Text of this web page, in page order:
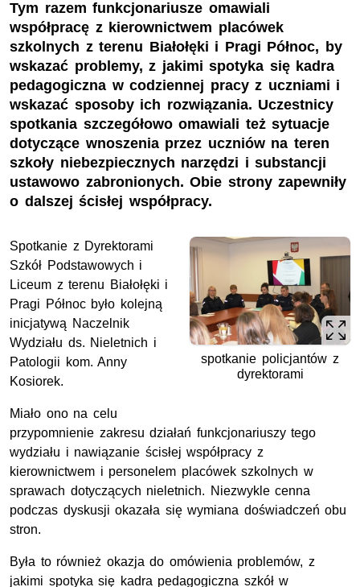
Tym razem funkcjonariusze omawiali
współpracę z kierownictwem placówek
szkolnych z terenu Białołęki i Pragi Północ, by
wskazać problemy, z jakimi spotyka się kadra
pedagogiczna w codziennej pracy z uczniami i
wskazać sposoby ich rozwiązania. Uczestnicy
spotkania szczegółowo omawiali też sytuacje
dotyczące wnoszenia przez uczniów na teren
szkoły niebezpiecznych narzędzi i substancji
ustawowo zabronionych. Obie strony zapewniły
o dalszej ścisłej współpracy.
spotkanie policjantów z
dyrektorami
Spotkanie z Dyrektorami
Szkół Podstawowych i
Liceum z terenu Białołęki i
Pragi Północ było kolejną
inicjatywą Naczelnik
Wydziału ds. Nieletnich i
Patologii kom. Anny
Kosiorek.
Miało ono na celu
przypomnienie zakresu działań funkcjonariuszy tego
wydziału i nawiązanie ścisłej współpracy z
kierownictwem i personelem placówek szkolnych w
sprawach dotyczących nieletnich. Niezwykle cenna
podczas dyskusji okazała się wymiana doświadczeń obu
stron.
Była to również okazja do omówienia problemów, z
jakimi spotyka się kadra pedagogiczna szkół w